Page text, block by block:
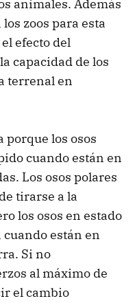
animales. Además
zoos para esta
efecto del
capacidad de los
terrenal en
porque los osos
cuando están en
Los osos polares
tirarse a la
los osos en estado
están en
Si no
al máximo de
el cambio